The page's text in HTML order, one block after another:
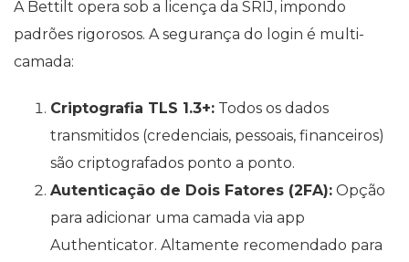
A Bettilt opera sob a licença da SRIJ, impondo
padrões rigorosos. A segurança do login é multi-
camada:
Criptografia TLS 1.3+: Todos os dados
transmitidos (credenciais, pessoais, financeiros)
são criptografados ponto a ponto.
Autenticação de Dois Fatores (2FA): Opção
para adicionar uma camada via app
Authenticator. Altamente recomendado para